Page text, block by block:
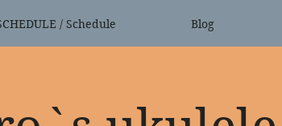
/ Schedule Blog